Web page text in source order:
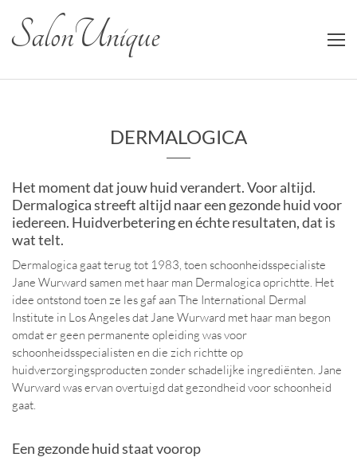
Salon Unique
DERMALOGICA
Het moment dat jouw huid verandert. Voor altijd.
Dermalogica streeft altijd naar een gezonde huid voor
iedereen. Huidverbetering en échte resultaten, dat is
wat telt.
Dermalogica gaat terug tot 1983, toen schoonheidsspecialiste
Jane Wurward samen met haar man Dermalogica oprichtte. Het
idee ontstond toen ze les gaf aan The International Dermal
Institute in Los Angeles dat Jane Wurward met haar man begon
omdat er geen permanente opleiding was voor
schoonheidsspecialisten en die zich richtte op
huidverzorgingsproducten zonder schadelijke ingrediënten. Jane
Wurward was ervan overtuigd dat gezondheid voor schoonheid
gaat.
Een gezonde huid staat voorop